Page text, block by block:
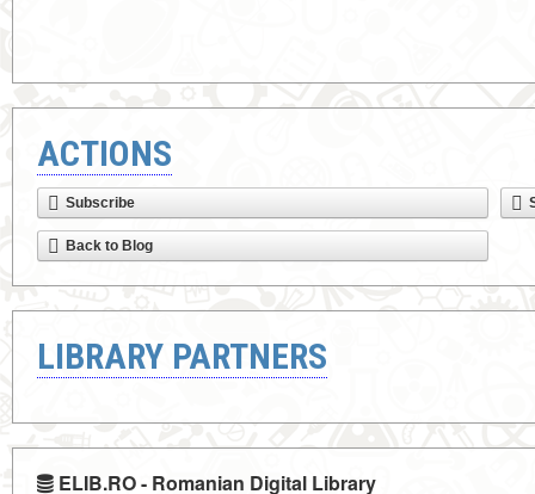
ACTIONS
Subscribe
Back to Blog
LIBRARY PARTNERS
ELIB.RO - Romanian Digital Library